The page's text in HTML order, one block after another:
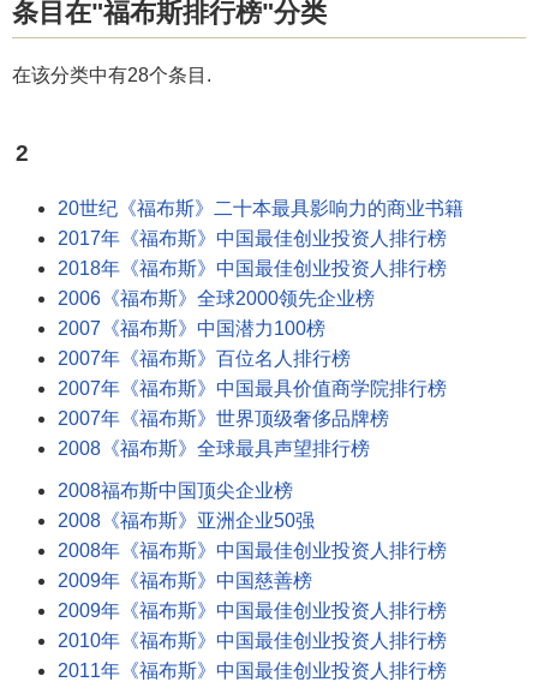
条目在"福布斯排行榜"分类
在该分类中有28个条目.
2
20世纪《福布斯》二十本最具影响力的商业书籍
2017年《福布斯》中国最佳创业投资人排行榜
2018年《福布斯》中国最佳创业投资人排行榜
2006《福布斯》全球2000领先企业榜
2007《福布斯》中国潜力100榜
2007年《福布斯》百位名人排行榜
2007年《福布斯》中国最具价值商学院排行榜
2007年《福布斯》世界顶级奢侈品牌榜
2008《福布斯》全球最具声望排行榜
2008福布斯中国顶尖企业榜
2008《福布斯》亚洲企业50强
2008年《福布斯》中国最佳创业投资人排行榜
2009年《福布斯》中国慈善榜
2009年《福布斯》中国最佳创业投资人排行榜
2010年《福布斯》中国最佳创业投资人排行榜
2011年《福布斯》中国最佳创业投资人排行榜